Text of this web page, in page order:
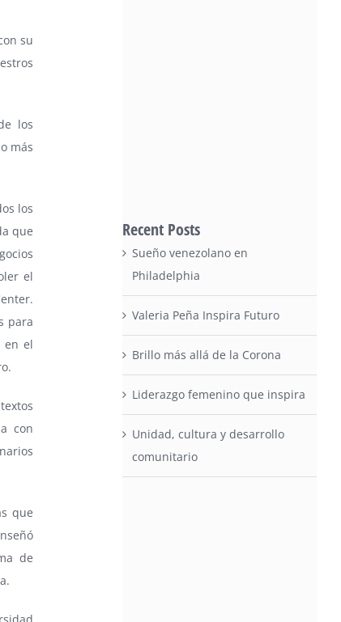
su
los
más
los
que
el
para
en el
con
que
de
Recent Posts
Sueño venezolano en
Philadelphia
Valeria Peña Inspira Futuro
Brillo más allá de la Corona
Liderazgo femenino que inspira
Unidad, cultura y desarrollo
comunitario